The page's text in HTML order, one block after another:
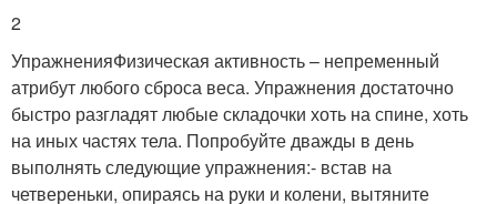
2
УпражненияФизическая активность – непременный
атрибут любого сброса веса. Упражнения достаточно
быстро разгладят любые складочки хоть на спине, хоть
на иных частях тела. Попробуйте дважды в день
выполнять следующие упражнения:- встав на
четвереньки, опираясь на руки и колени, вытяните